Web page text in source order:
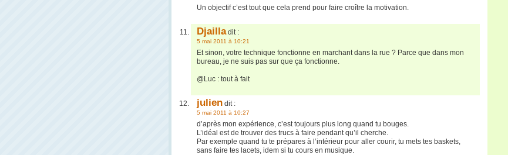
Un objectif c’est tout que cela prend pour faire croître la motivation.
Djailladit :
5 mai 2011 à 10:21
Et sinon, votre technique fonctionne en marchant dans la rue ? Parce que dans mon
bureau, je ne suis pas sur que ça fonctionne.
@Luc : tout à fait
julien dit :
5 mai 2011 à 10:27
d’après mon expérience, c’est toujours plus long quand tu bouges.
L’idéal est de trouver des trucs à faire pendant qu’il cherche.
Par exemple quand tu te prépares à l’intérieur pour aller courir, tu mets tes baskets,
sans faire tes lacets, idem si tu cours en musique.